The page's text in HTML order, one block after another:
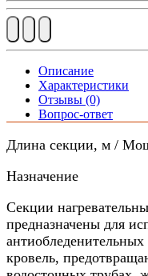
Описание
Характеристики
Отзывы (0)
Вопрос-ответ
Длина секции, м /
Назначение
Секции
предназначены для
антиобледенительных
кровель,